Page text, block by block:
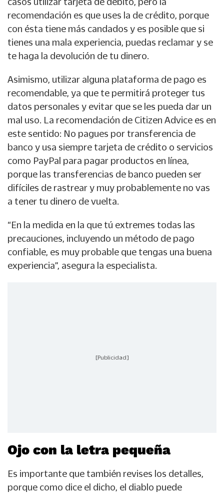
recomendación es que uses la de crédito, porque
con ésta tiene más candados y es posible que si
tienes una mala experiencia, puedas reclamar y se
te haga la devolución de tu dinero.
Asimismo, utilizar alguna plataforma de pago es
recomendable, ya que te permitirá proteger tus
datos personales y evitar que se les pueda dar un
mal uso. La recomendación de Citizen Advice es en
este sentido: No pagues por transferencia de
banco y usa siempre tarjeta de crédito o servicios
como PayPal para pagar productos en línea,
porque las transferencias de banco pueden ser
difíciles de rastrear y muy probablemente no vas
a tener tu dinero de vuelta.
“En la medida en la que tú extremes todas las
precauciones, incluyendo un método de pago
confiable, es muy probable que tengas una buena
experiencia”, asegura la especialista.
[Publicidad]
Ojo con la letra pequeña
Es importante que también revises los detalles,
porque como dice el dicho, el diablo puede